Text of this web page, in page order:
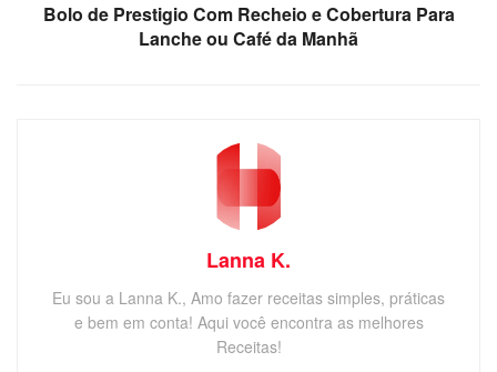
Bolo de Prestigio Com Recheio e Cobertura Para
Lanche ou Café da Manhã
Lanna K.
Eu sou a Lanna K., Amo fazer receitas simples, práticas
e bem em conta! Aqui você encontra as melhores
Receitas!